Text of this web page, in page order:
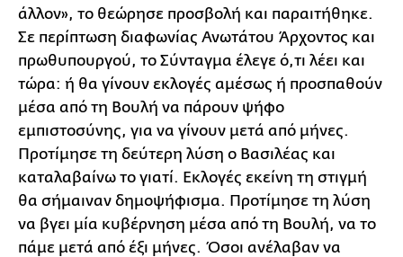
άλλον», το θεώρησε προσβολή και παραιτήθηκε.
Σε περίπτωση διαφωνίας Ανωτάτου Άρχοντος και
πρωθυπουργού, το Σύνταγμα έλεγε ό,τι λέει και
τώρα: ή θα γίνουν εκλογές αμέσως ή προσπαθούν
μέσα από τη Βουλή να πάρουν ψήφο
εμπιστοσύνης, για να γίνουν μετά από μήνες.
Προτίμησε τη δεύτερη λύση ο Βασιλέας και
καταλαβαίνω το γιατί. Εκλογές εκείνη τη στιγμή
θα σήμαιναν δημοψήφισμα. Προτίμησε τη λύση
να βγει μία κυβέρνηση μέσα από τη Βουλή, να το
πάμε μετά από έξι μήνες. Όσοι ανέλαβαν να